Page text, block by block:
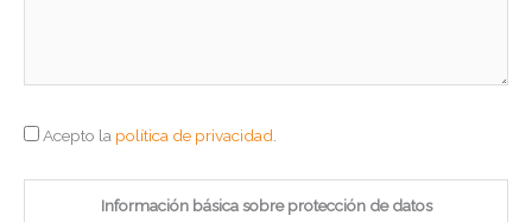
Acepto la política de privacidad.
Información básica sobre protección de datos